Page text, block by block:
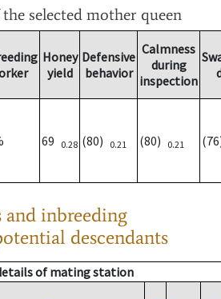
selected mother queen
Honey
yield
Defensive
behavior
Calmness
during
inspection
69 0.28 (80) 0.21 (80) 0.21
and inbreeding
descendants
of mating station